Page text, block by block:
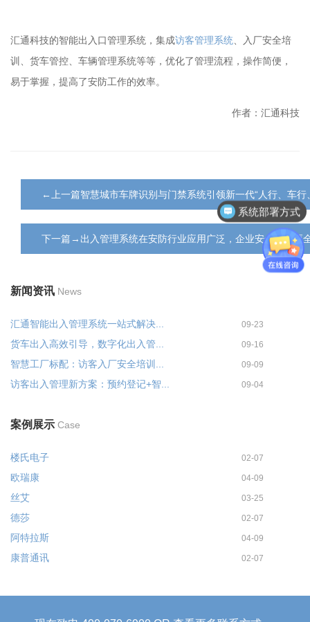
汇通科技的智能出入口管理系统，集成访客管理系统 、入厂安全培
训、货车管控、车辆管理系统等等，优化了管理流程，操作简便，
易于掌握，提高了安防工作的效率。
作者：汇通科技
←上一篇智慧城市车牌识别与门禁系统引领新一代“人行、车行
下一篇→出入管理系统在安防行业应用广泛，企业安全保障更
新闻资讯 News
汇通智能出入管理系统一站式解决... 09-23
货车出入高效引导，数字化出入管... 09-16
智慧工厂标配：访客入厂安全培训... 09-09
访客出入管理新方案：预约登记+智... 09-04
案例展示 Case
楼氏电子 02-07
欧瑞康 04-09
丝艾 03-25
德莎 02-07
阿特拉斯 04-09
康普通讯 02-07
系统部署方式